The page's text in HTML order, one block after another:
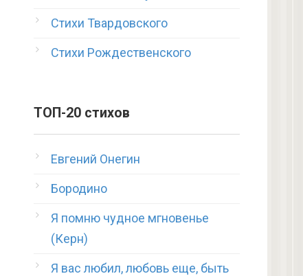
Стихи Твардовского
Стихи Рождественского
ТОП-20 стихов
Евгений Онегин
Бородино
Я помню чудное мгновенье
(Керн)
Я вас любил, любовь еще, быть